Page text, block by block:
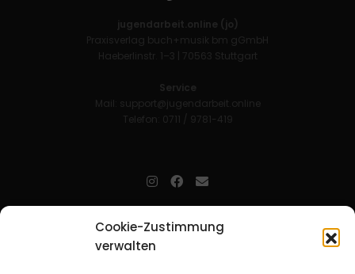
Cookie-Zustimmung
verwalten
jugendarbeit.online (jo)
Praxisverlag buch+musik bm gGmbH
Haeberlinstr. 1–3 | 70563 Stuttgart
Service
Mail: support@jugendarbeit.online
Telefon: 0711 / 9781-419
Mitarbeitende in der christlichen Kinder-, Jugend- und jungen
Erwachsenenarbeit. Aufjofindet man unkompliziert und schnell